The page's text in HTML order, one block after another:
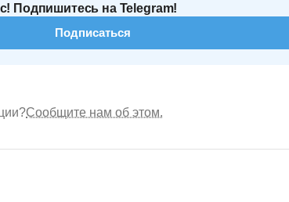
Подпишитесь на Telegram!
Подписаться
Сообщите нам об этом.